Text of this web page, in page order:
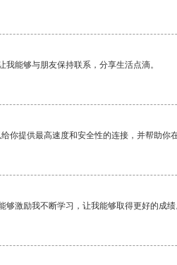
能够与朋友保持联系，分享生活点滴。
你提供最高速度和安全性的连接，并帮助你
激励我不断学习，让我能够取得更好的成绩